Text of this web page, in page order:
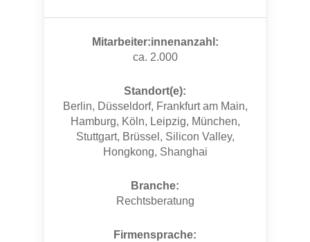
Mitarbeiter:innenanzahl:
ca. 2.000
Standort(e):
Berlin, Düsseldorf, Frankfurt am Main,
Hamburg, Köln, Leipzig, München,
Stuttgart, Brüssel, Silicon Valley,
Hongkong, Shanghai
Branche:
Rechtsberatung
Firmensprache: